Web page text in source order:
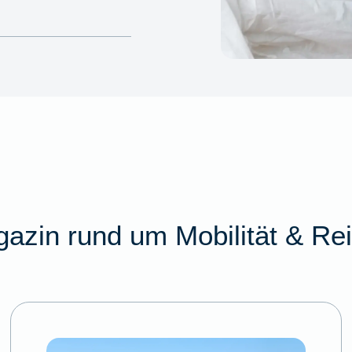
rund um Mobilität &